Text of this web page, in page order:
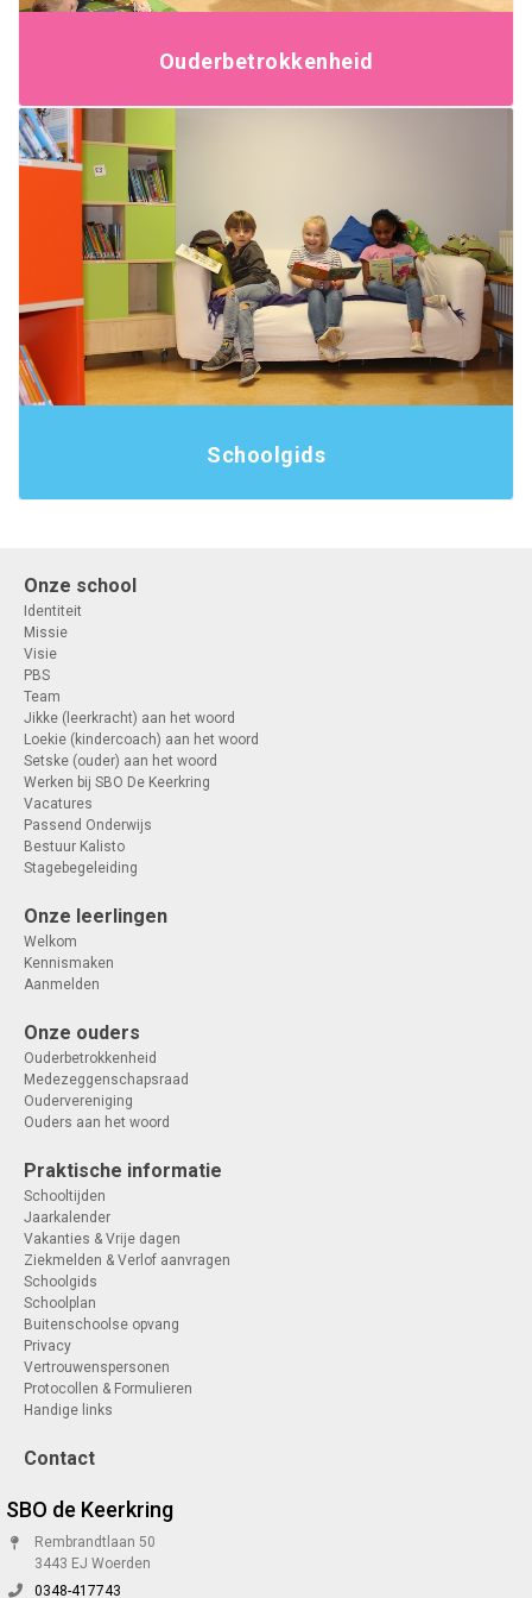
Ouderbetrokkenheid
Schoolgids
Onze school
Identiteit
Missie
Visie
PBS
Team
Jikke (leerkracht) aan het woord
Loekie (kindercoach) aan het woord
Setske (ouder) aan het woord
Werken bij SBO De Keerkring
Vacatures
Passend Onderwijs
Bestuur Kalisto
Stagebegeleiding
Onze leerlingen
Welkom
Kennismaken
Aanmelden
Onze ouders
Ouderbetrokkenheid
Medezeggenschapsraad
Oudervereniging
Ouders aan het woord
Praktische informatie
Schooltijden
Jaarkalender
Vakanties & Vrije dagen
Ziekmelden & Verlof aanvragen
Schoolgids
Schoolplan
Buitenschoolse opvang
Privacy
Vertrouwenspersonen
Protocollen & Formulieren
Handige links
Contact
SBO de Keerkring
Rembrandtlaan 50
3443 EJ Woerden
0348-417743